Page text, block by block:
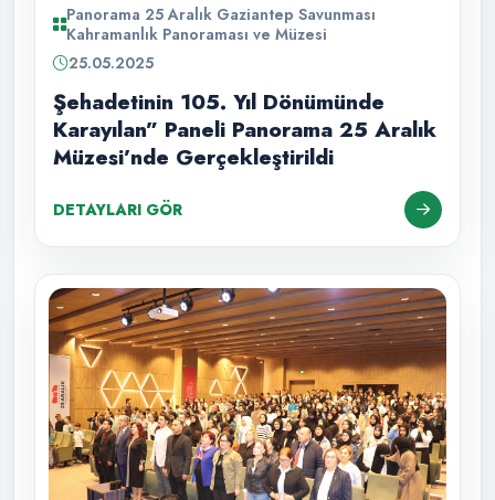
Panorama 25 Aralık Gaziantep Savunması
Kahramanlık Panoraması ve Müzesi
25.05.2025
Şehadetinin 105. Yıl Dönümünde
Karayılan” Paneli Panorama 25 Aralık
Müzesi’nde Gerçekleştirildi
DETAYLARI GÖR